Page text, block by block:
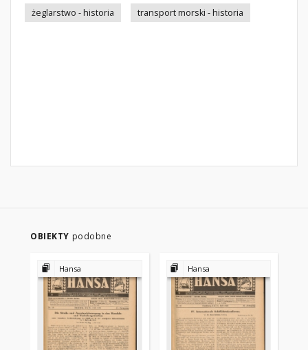
żeglarstwo - historia
transport morski - historia
OBIEKTY podobne
Hansa Hansa